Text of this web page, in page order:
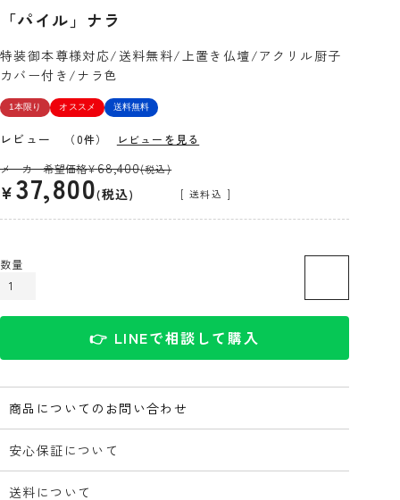
「パイル」ナラ
特装御本尊様対応/送料無料/上置き仏壇/アクリル厨子
カバー付き/ナラ色
1本限り オススメ 送料無料
レビュー （0件）
レビューを見る
メーカー希望価格¥68,400(税込)
¥ 37,800 税込 送料込
👉 LINEで相談して購入
商品についてのお問い合わせ
安心保証について
送料について